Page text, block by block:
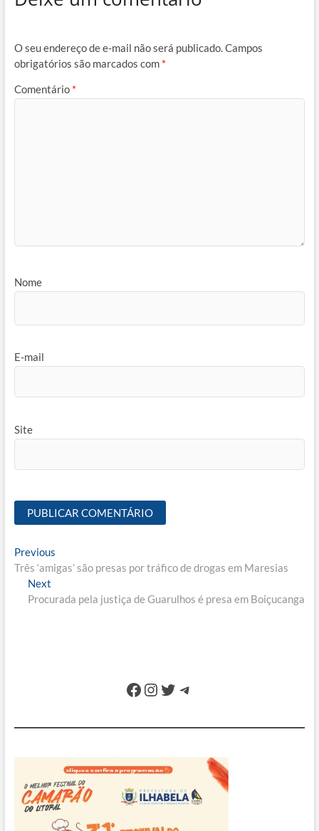
O seu endereço de e-mail não será publicado.Campos
obrigatórios são marcados com *
Comentário *
Nome
E-mail
Site
Navegação
de
Post
PreviousPrevious
post:
Três ‘amigas’ são presas por tráfico de drogas em Maresias
Next
post:
Procurada pela justiça de Guarulhos é presa em Boiçucanga
Facebook
Instagram
Twitter
Telegram